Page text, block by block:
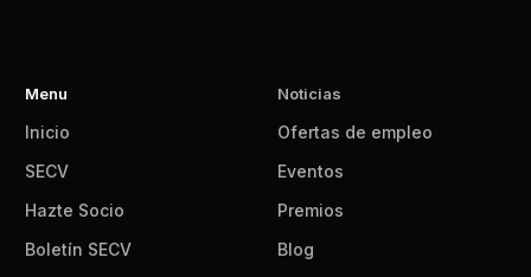
Menu
Inicio
SECV
Hazte Socio
Boletín SECV
Noticias
Ofertas de empleo
Eventos
Premios
Blog